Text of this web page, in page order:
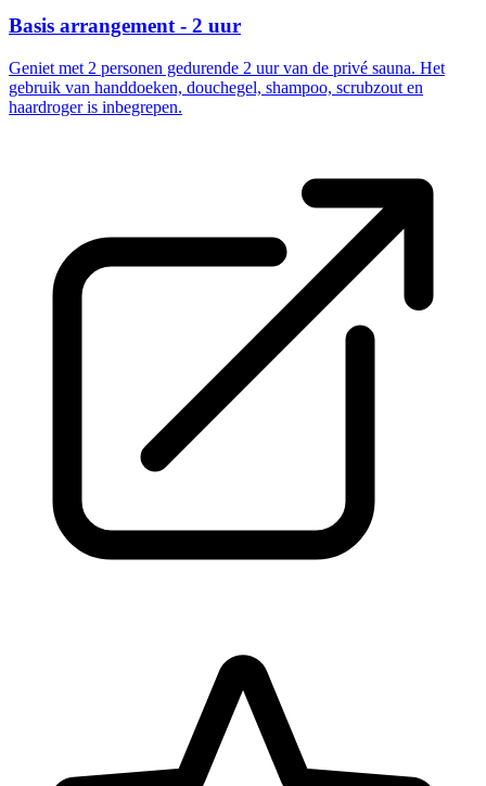
Basis arrangement - 2 uur
Geniet met 2 personen gedurende 2 uur van de privé sauna. Het
gebruik van handdoeken, douchegel, shampoo, scrubzout en
haardroger is inbegrepen.